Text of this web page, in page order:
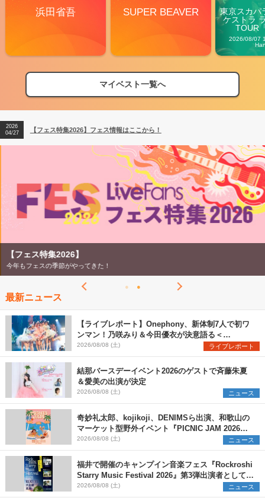
浜田省吾 SUPER BEAVER
東京スカパ
ケストラ
TOUR
2026/08/07
マイベスト一覧へ
【フェス特集2026】フェス情報はここから！
【ライブ動員ランキング】2026年上半期編発表！
2026
04/27
【フェス特集2026】フェス情報はここから！
2026
【ライブ動員ランキング】2026年上半期編発表！
【フェス特集2026】
今年もフェスの季節がやってきた！
最新ニュース
【ライブレポート】Onephony、新体制7人で初ワ
ンマン！乃咲みり＆今田優衣が決意語る＜
Onephony新体制1st Oneman Live はじまりの夏
＞
2026/08/08 (土) ライブレポート
結那バースデーイベント2026のゲストで斉藤朱夏
＆愛美の出演が決定
2026/08/08 (土) ニュース
奇妙礼太郎、kojikoji、DENIMSら出演、和歌山の
マーケット型野外イベント『PICNIC JAM 2026』
早割チケット発売開始
2026/08/08 (土) ニュース
福井で開催のキャンプイン音楽フェス『Rockroshi
Starry Music Festival 2026』第3弾出演者として
SCOOBIE DO、かりゆし58、Reiを発表
2026/08/08 (土) ニュース